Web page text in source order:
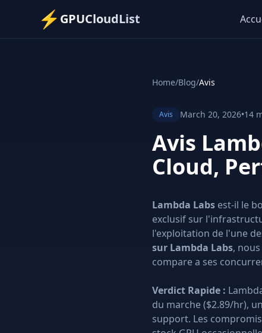
⚡ GPUCloudList
Home/Blog/Avis
Avis March 20, 2026•14
Avis
Cloud,
Lambda Labs est-il le
exclusif sur
l'exploitation de l'une
sur Lambda Labs,
compare a ses
Verdict Rapide :
du marche ($2.89/hr),
support. Les